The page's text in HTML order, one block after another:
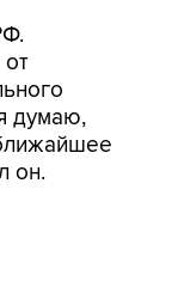
думаю,
он.